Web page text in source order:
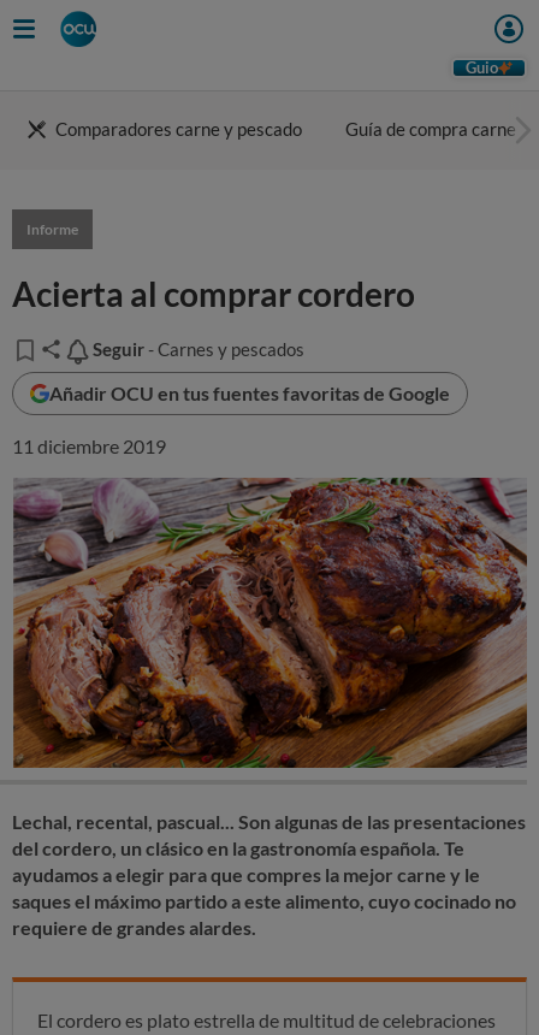
Guio
Comparadores carne y pescado Guía de compra carne
Informe
Acierta al comprar cordero
Seguir
Seguir - Carnes y pescados
Añadir OCU en tus fuentes favoritas de Google
11 diciembre 2019
Lechal, recental, pascual... Son algunas de las presentaciones
del cordero, un clásico en la gastronomía española. Te
ayudamos a elegir para que compres la mejor carne y le
saques el máximo partido a este alimento, cuyo cocinado no
requiere de grandes alardes.
El cordero es plato estrella de multitud de celebraciones